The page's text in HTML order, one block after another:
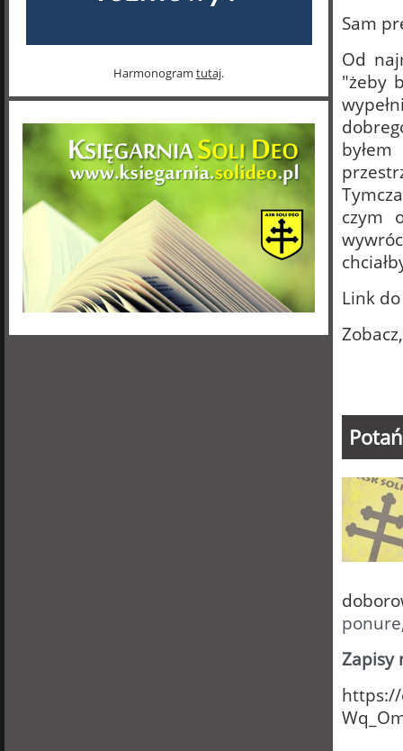
Harmonogram tutaj.
Sam
Od
"żeby
czym
Link
Zapisy
https://